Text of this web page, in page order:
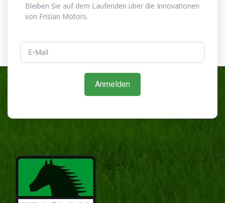
Bleiben Sie auf dem Laufenden über die Innovationen
von Frisian Motors.
Anmelden